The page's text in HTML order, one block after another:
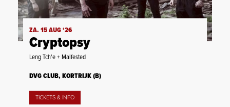
ZA. 15 AUG ‘26
Cryptopsy
Leng Tch'e + Malfested
DVG CLUB, KORTRIJK (B)
TICKETS & INFO